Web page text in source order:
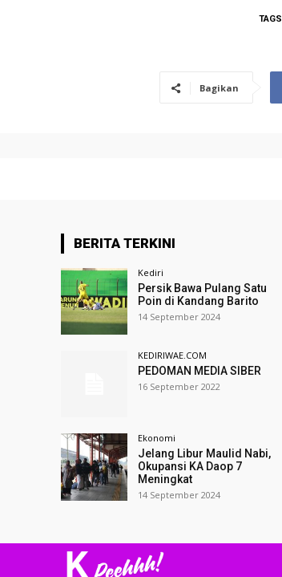
TAGS
Bagikan
BERITA TERKINI
Kediri
Persik Bawa Pulang Satu
Poin di Kandang Barito
14 September 2024
KEDIRIWAE.COM
PEDOMAN MEDIA SIBER
16 September 2022
Ekonomi
Jelang Libur Maulid Nabi,
Okupansi KA Daop 7
Meningkat
14 September 2024